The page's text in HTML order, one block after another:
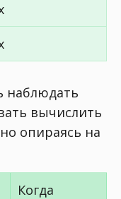
наблюдать
вычислить
опираясь на
Когда